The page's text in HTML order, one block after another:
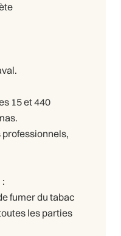
15 et 440
fumer du tabac
les parties